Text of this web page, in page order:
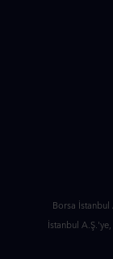
Borsa İstanbul
İstanbul